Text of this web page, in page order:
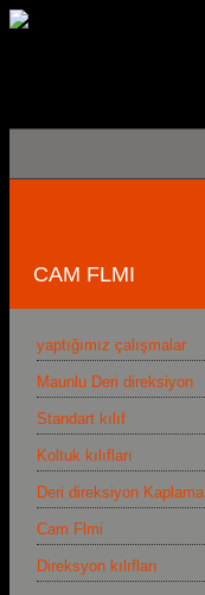
CAM FLMI
yaptığımız çalışmalar
Maunlu Deri direksiyon
Standart kılıf
Koltuk kılıfları
Deri direksiyon Kaplama
Cam Flmi
Direksyon kılıfları